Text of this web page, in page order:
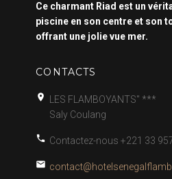
Ce charmant Riad est un
piscine en son centre et son
offrant une jolie vue mer.
CONTACTS
LES FLAMBOYANTS" ***
Saly Coulang
Contactez-nous+221 33